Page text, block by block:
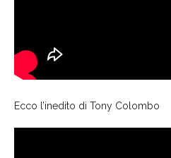
Ecco l’inedito di Tony Colombo